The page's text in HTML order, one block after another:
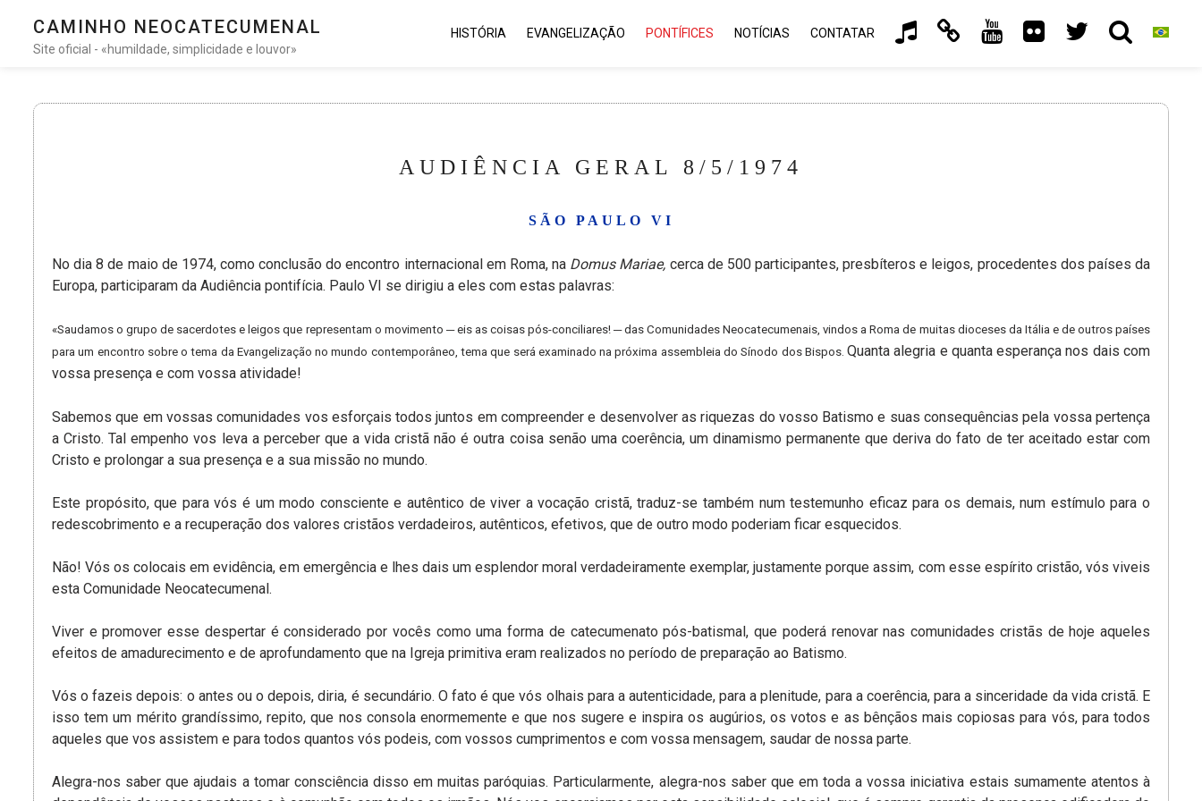
CAMINHO NEOCATECUMENAL
Site oficial - «humildade, simplicidade e louvor»
HISTÓRIA EVANGELIZAÇÃO PONTÍFICES NOTÍCIAS CONTATAR
AUDIÊNCIA GERAL 8/5/1974
SÃO PAULO VI
No dia 8 de maio de 1974, como conclusão do encontro internacional em Roma, na Domus Mariae, cerca de 500 participantes, presbíteros e leigos, procedentes dos países da
Europa, participaram da Audiência pontifícia. Paulo VI se dirigiu a eles com estas palavras:
«Saudamos o grupo de sacerdotes e leigos que representam o movimento ─ eis as coisas pós-conciliares! ─ das Comunidades Neocatecumenais, vindos a Roma de muitas dioceses da Itália e de outros países
para um encontro sobre o tema da Evangelização no mundo contemporâneo, tema que será examinado na próxima assembleia do Sínodo dos Bispos.Quanta alegria e quanta esperança nos dais com
vossa presença e com vossa atividade!
Sabemos que em vossas comunidades vos esforçais todos juntos em compreender e desenvolver as riquezas do vosso Batismo e suas consequências pela vossa pertença
a Cristo. Tal empenho vos leva a perceber que a vida cristã não é outra coisa senão uma coerência, um dinamismo permanente que deriva do fato de ter aceitado estar com
Cristo e prolongar a sua presença e a sua missão no mundo.
Este propósito, que para vós é um modo consciente e autêntico de viver a vocação cristã, traduz-se também num testemunho eficaz para os demais, num estímulo para o
redescobrimento e a recuperação dos valores cristãos verdadeiros, autênticos, efetivos, que de outro modo poderiam ficar esquecidos.
Não! Vós os colocais em evidência, em emergência e lhes dais um esplendor moral verdadeiramente exemplar, justamente porque assim, com esse espírito cristão, vós viveis
esta Comunidade Neocatecumenal.
Viver e promover esse despertar é considerado por vocês como uma forma de catecumenato pós-batismal, que poderá renovar nas comunidades cristãs de hoje aqueles
efeitos de amadurecimento e de aprofundamento que na Igreja primitiva eram realizados no período de preparação ao Batismo.
Vós o fazeis depois: o antes ou o depois, diria, é secundário. O fato é que vós olhais para a autenticidade, para a plenitude, para a coerência, para a sinceridade da vida cristã. E
isso tem um mérito grandíssimo, repito, que nos consola enormemente e que nos sugere e inspira os augúrios, os votos e as bênçãos mais copiosas para vós, para todos
aqueles que vos assistem e para todos quantos vós podeis, com vossos cumprimentos e com vossa mensagem, saudar de nossa parte.
Alegra-nos saber que ajudais a tomar consciência disso em muitas paróquias. Particularmente, alegra-nos saber que em toda a vossa iniciativa estais sumamente atentos à